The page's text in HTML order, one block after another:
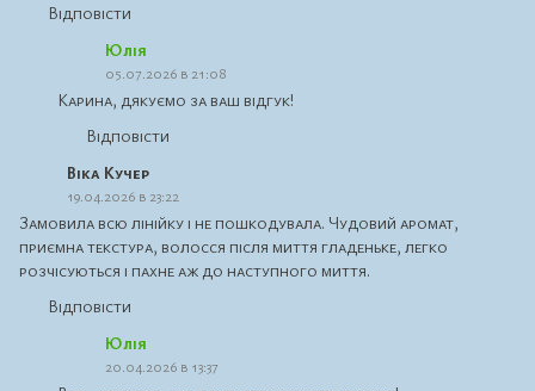
Відповісти
Юлія
05.07.2026 в 21:08
Карина, дякуємо за ваш відгук!
Відповісти
Віка Кучер
19.04.2026 в 23:22
Замовила всю лінійку і не пошкодувала. Чудовий аромат,
приємна текстура, волосся після миття гладеньке, легко
розчісуються і пахне аж до наступного миття.
Відповісти
Юлія
20.04.2026 в 13:37